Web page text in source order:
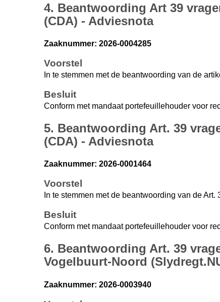
4. Beantwoording Art 39
(CDA) - Adviesnota
Zaaknummer: 2026-0004285
Voorstel
In te stemmen met de beantwoording van de
Besluit
Conform met mandaat portefeuillehouder voor
5. Beantwoording Art. 39
(CDA) - Adviesnota
Zaaknummer: 2026-0001464
Voorstel
In te stemmen met de beantwoording van de
Besluit
Conform met mandaat portefeuillehouder voor
6. Beantwoording Art. 39
Vogelbuurt-Noord
Zaaknummer: 2026-0003940